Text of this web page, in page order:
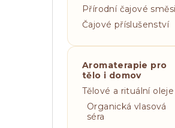
Přírodní čajové směsi
Čajové příslušenství
Aromaterapie pro
tělo i domov
Tělové a rituální oleje
Organická vlasová
séra